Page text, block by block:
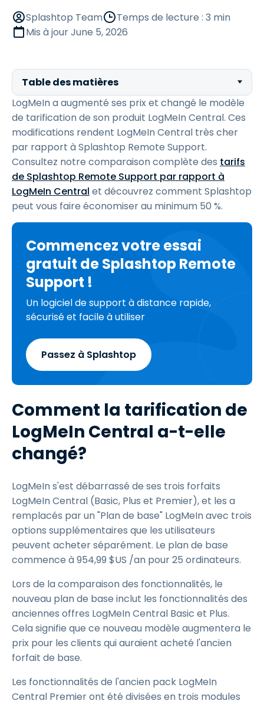
Splashtop Team
Temps de lecture : 3 min
Mis à jourJune 5, 2026
Table des matières
LogMeIn a augmenté ses prix et changé le modèle
de tarification de son produit LogMeIn Central. Ces
modifications rendent LogMeIn Central très cher
par rapport à Splashtop Remote Support.
Consultez notre comparaison complète des tarifs
de Splashtop Remote Support par rapport à
LogMeIn Central et découvrez comment Splashtop
peut vous faire économiser au minimum 50 %.
Commencez votre essai
gratuit de Splashtop Remote
Support !
Un logiciel de support à distance rapide,
sécurisé et facile à utiliser
Passez à Splashtop
Comment la tarification de
LogMeIn Central a-t-elle
changé?
LogMeIn s'est débarrassé de ses trois forfaits
LogMeIn Central (Basic, Plus et Premier), et les a
remplacés par un "Plan de base" LogMeIn avec trois
options supplémentaires que les utilisateurs
peuvent acheter séparément. Le plan de base
commence à954,99 $US /an pour 25 ordinateurs.
Lors de la comparaison des fonctionnalités, le
nouveau plan de base inclut les fonctionnalités des
anciennes offres LogMeIn Central Basic et Plus.
Cela signifie que ce nouveau modèle augmentera le
prix pour les clients qui auraient acheté l'ancien
forfait de base.
Les fonctionnalités de l'ancien pack LogMeIn
Central Premier ont été divisées en trois modules